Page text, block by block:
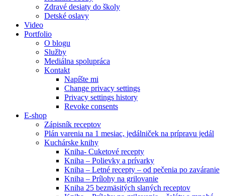
Zdravé desiaty do školy
Detské oslavy
Video
Portfolio
O blogu
Služby
Mediálna spolupráca
Kontakt
Napíšte mi
Change privacy settings
Privacy settings history
Revoke consents
E-shop
Zápisník receptov
Plán varenia na 1 mesiac, jedálniček na prípravu jedál
Kuchárske knihy
Kniha- Cuketové recepty
Kniha – Polievky a prívarky
Kniha – Letné recepty – od pečenia po zaváranie
Kniha – Prílohy na grilovanie
Kniha 25 bezmäsitých slaných receptov